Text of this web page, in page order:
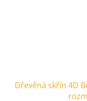
Dřevěná skřín 4D